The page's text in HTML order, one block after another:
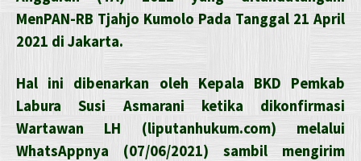
MenPAN-RB Tjahjo Kumolo Pada Tanggal 21 April
2021 di Jakarta.
Hal ini dibenarkan oleh Kepala BKD Pemkab
Labura Susi Asmarani ketika dikonfirmasi
Wartawan LH (liputanhukum.com) melalui
WhatsAppnya (07/06/2021) sambil mengirim